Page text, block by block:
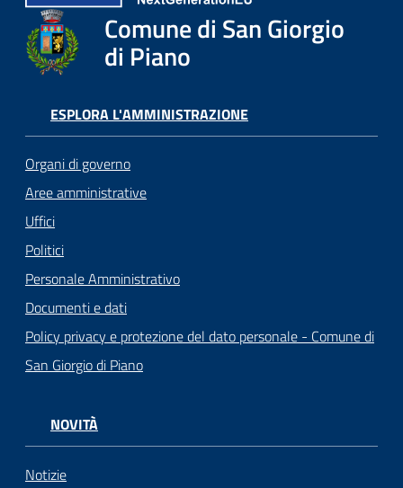
Comune di San Giorgio
di Piano
ESPLORA L'AMMINISTRAZIONE
Organi di governo
Aree amministrative
Uffici
Politici
Personale Amministrativo
Documenti e dati
Policy privacy e protezione del dato personale - Comune di
San Giorgio di Piano
NOVITÀ
Notizie